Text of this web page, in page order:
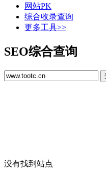
网站PK
综合收录查询
更多工具>>
SEO综合查询
没有找到站点